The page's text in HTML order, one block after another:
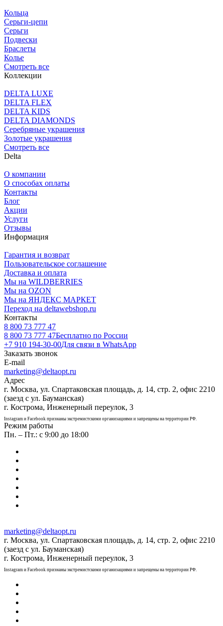
Кольца
Серьги-цепи
Серьги
Подвески
Браслеты
Колье
Смотреть все
Коллекции
DELTA LUXE
DELTA FLEX
DELTA KIDS
DELTA DIAMONDS
Серебряные украшения
Золотые украшения
Смотреть все
Delta
О компании
О способах оплаты
Контакты
Блог
Акции
Услуги
Отзывы
Информация
Гарантия и возврат
Пользовательское соглашение
Доставка и оплата
Мы на WILDBERRIES
Мы на OZON
Мы на ЯНДЕКС МАРКЕТ
Переход на deltawebshop.ru
Контакты
8 800 73 777 47
8 800 73 777 47Бесплатно по России
+7 910 194-30-00Для связи в WhatsApp
Заказать звонок
E-mail
marketing@deltaopt.ru
Адрес
г. Москва, ул. Спартаковская площадь, д. 14, стр. 2, офис 2210
(заезд с ул. Бауманская)
г. Кострома, Инженерный переулок, 3
Instagram и Facebook признаны экстремистскими организациями и запрещены на территории РФ.
Режим работы
Пн. – Пт.: с 9:00 до 18:00
marketing@deltaopt.ru
г. Москва, ул. Спартаковская площадь, д. 14, стр. 2, офис 2210
(заезд с ул. Бауманская)
г. Кострома, Инженерный переулок, 3
Instagram и Facebook признаны экстремистскими организациями и запрещены на территории РФ.